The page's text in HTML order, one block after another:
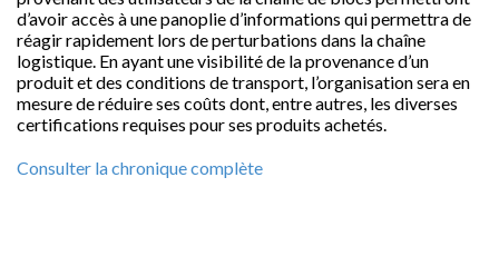
d’avoir accès à une panoplie d’informations qui permettra de
réagir rapidement lors de perturbations dans la chaîne
logistique. En ayant une visibilité de la provenance d’un
produit et des conditions de transport, l’organisation sera en
mesure de réduire ses coûts dont, entre autres, les diverses
certifications requises pour ses produits achetés.
Consulter la chronique complète